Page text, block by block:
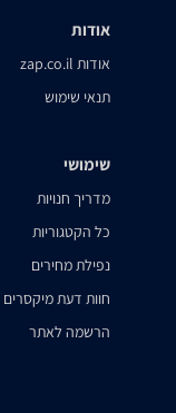
אודות
אודות zap.co.il
תנאי שימוש
שימושי
מדריך חנויות
כל הקטגוריות
נפילת מחירים
חוות דעת מיקסרים
הרשמה לאתר